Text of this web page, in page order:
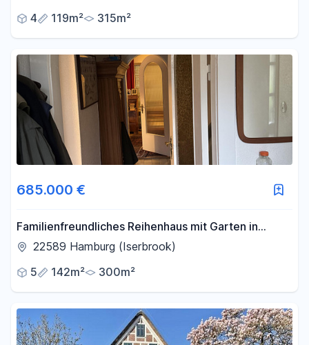
4
119m² 315m²
685.000 €
Familienfreundliches Reihenhaus mit Garten in
begehrter Wohnlage von Hamburg-Iserbrook
22589 Hamburg (Iserbrook)
5
142m² 300m²